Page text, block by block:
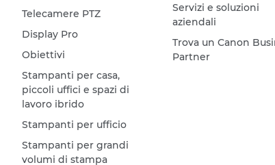
Telecamere PTZ
Display Pro
Obiettivi
Stampanti per casa,
piccoli uffici e spazi di
lavoro ibrido
Stampanti per ufficio
Stampanti per grandi
volumi di stampa
Servizi e soluzioni
aziendali
Trova un Canon
Partner